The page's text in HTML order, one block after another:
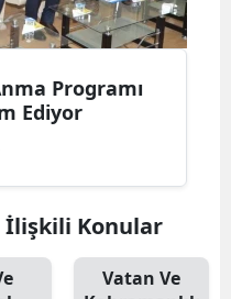
Programı
Ediyor
İlişkili Konular
Vatan Ve